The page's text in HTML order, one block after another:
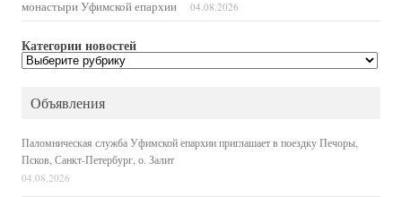
монастыри Уфимской епархии
04.08.2026
Категории новостей
Категории
новостей
Объявления
Паломническая служба Уфимской епархии приглашает в поездку Печоры,
Псков, Санкт-Петербург, о. Залит
04.08.2026